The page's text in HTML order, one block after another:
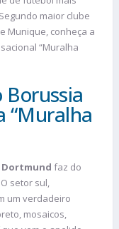
maior clube
Munique, conheça a
“Muralha
Borussia
“Muralha
faz do
setor sul,
um verdadeiro
mosaicos,